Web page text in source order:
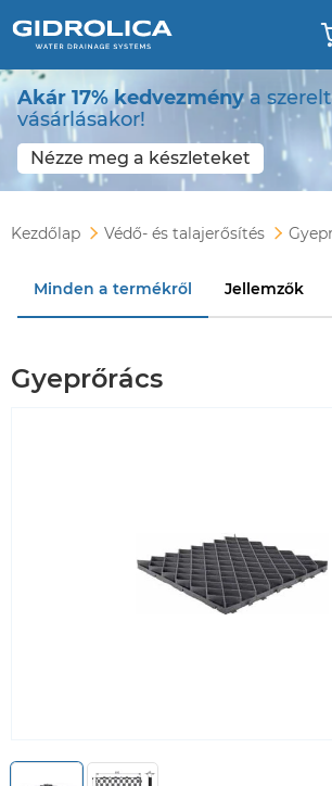
Akár 17% kedvezménya
vásárlásakor!
Nézze meg a készleteket
Kezdőlap Védő- és talajerősítés
Minden a termékről Jellemzők
Gyeprőrács